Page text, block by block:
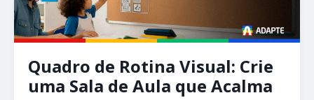
Quadro de Rotina Visual: Crie
uma Sala de Aula que Acalma